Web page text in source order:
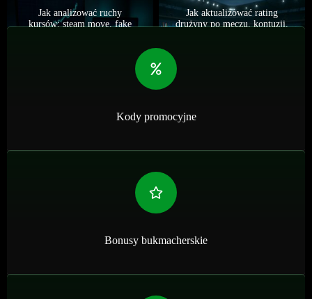
Jak analizować ruchy
kursów: steam move, fake
Jak aktualizować rating
drużyny po meczu, kontuzji,
Kody promocyjne
Bonusy bukmacherskie